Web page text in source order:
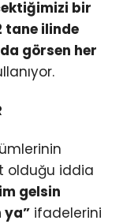
bir
tane ilinde
görsen her
olduğu iddia
gelsin
ya” ifadelerini